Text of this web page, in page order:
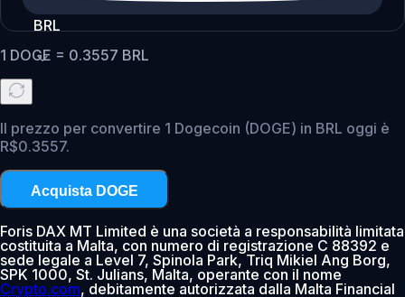
BRL
1 DOGE = 0.3557 BRL
Il prezzo per convertire 1 Dogecoin (DOGE) in BRL oggi è
R$0.3557.
Acquista DOGE
Foris DAX MT Limited è una società a responsabilità limitata
costituita a Malta, con numero di registrazione C 88392 e
sede legale a Level 7, Spinola Park, Triq Mikiel Ang Borg,
SPK 1000, St. Julians, Malta, operante con il nome
Crypto.com, debitamente autorizzata dalla Malta Financial